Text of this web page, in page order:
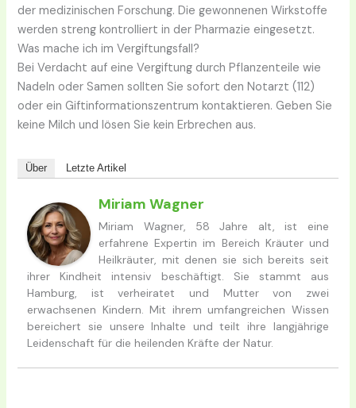
der medizinischen Forschung. Die gewonnenen Wirkstoffe
werden streng kontrolliert in der Pharmazie eingesetzt.
Was mache ich im Vergiftungsfall?
Bei Verdacht auf eine Vergiftung durch Pflanzenteile wie
Nadeln oder Samen sollten Sie sofort den Notarzt (112)
oder ein Giftinformationszentrum kontaktieren. Geben Sie
keine Milch und lösen Sie kein Erbrechen aus.
Über Letzte Artikel
Miriam Wagner
Miriam Wagner, 58 Jahre alt, ist eine
erfahrene Expertin im Bereich Kräuter und
Heilkräuter, mit denen sie sich bereits seit
ihrer Kindheit intensiv beschäftigt. Sie stammt aus
Hamburg, ist verheiratet und Mutter von zwei
erwachsenen Kindern. Mit ihrem umfangreichen Wissen
bereichert sie unsere Inhalte und teilt ihre langjährige
Leidenschaft für die heilenden Kräfte der Natur.